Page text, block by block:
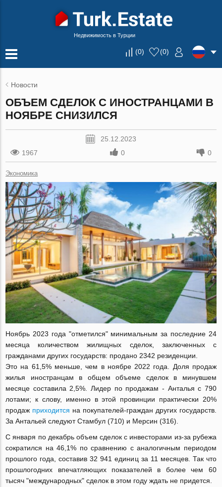
Недвижимость в Турции
(0) (0)
Новости
ОБЪЕМ СДЕЛОК С ИНОСТРАНЦАМИ В
НОЯБРЕ СНИЗИЛСЯ
25.12.2023
1967
0 0
Экономика
Ноябрь 2023 года "отметился" минимальным за последние 24
месяца количеством жилищных сделок, заключенных с
гражданами других государств: продано 2342 резиденции.
Это на 61,5% меньше, чем в ноябре 2022 года. Доля продаж
жилья иностранцам в общем объеме сделок в минувшем
месяце составила 2,5%. Лидер по продажам - Анталья с 790
лотами; к слову, именно в этой провинции практически 20%
продаж приходится на покупателей-граждан других государств.
За Антальей следуют Стамбул (710) и Мерсин (316).
С января по декабрь объем сделок с инвесторами из-за рубежа
сократился на 46,1% по сравнению с аналогичным периодом
прошлого года, составив 32 941 единиц за 11 месяцев. Так что
прошлогодних впечатляющих показателей в более чем 60
тысяч "международных" сделок в этом году ждать не придется.